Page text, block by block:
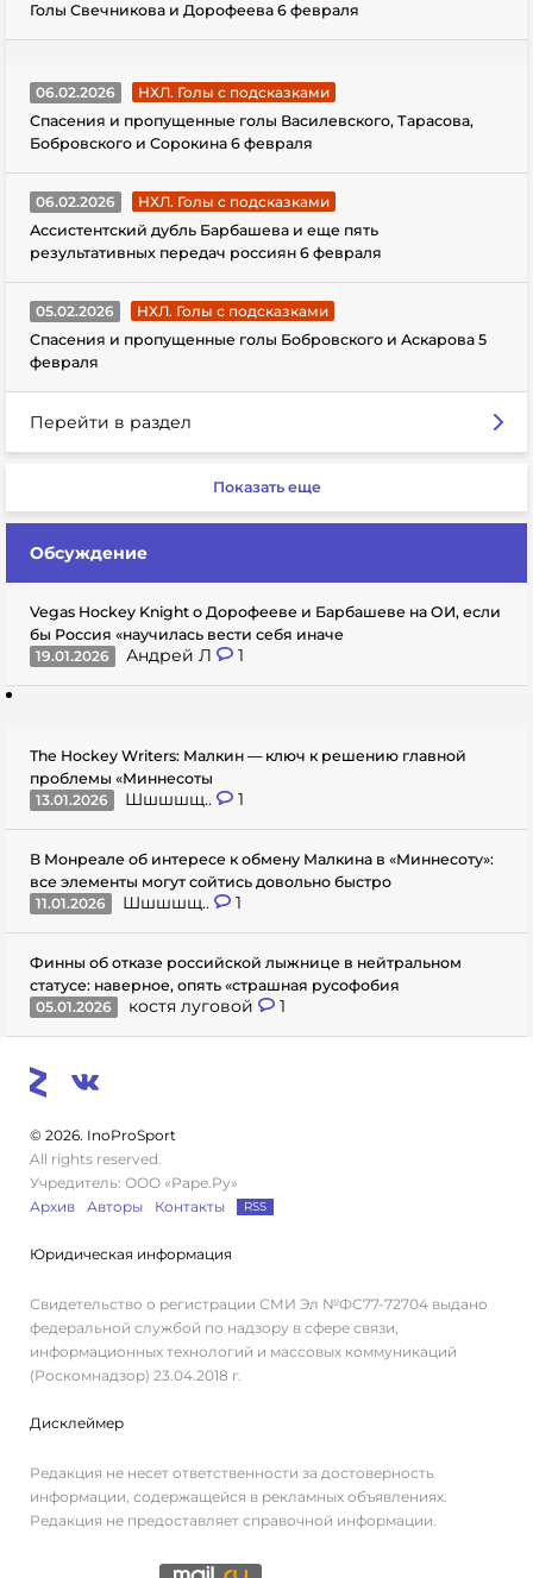
Голы Свечникова и Дорофеева 6 февраля
06.02.2026
НХЛ. Голы с подсказками
Спасения и пропущенные голы Василевского, Тарасова,
Бобровского и Сорокина 6 февраля
06.02.2026
НХЛ. Голы с подсказками
Ассистентский дубль Барбашева и еще пять
результативных передач россиян 6 февраля
05.02.2026
НХЛ. Голы с подсказками
Спасения и пропущенные голы Бобровского и Аскарова 5
февраля
Перейти в раздел
Показать еще
Обсуждение
Vegas Hockey Knight о Дорофееве и Барбашеве на ОИ, если
бы Россия «научилась вести себя иначе
19.01.2026
Андрей Л 1
The Hockey Writers: Малкин — ключ к решению главной
проблемы «Миннесоты
13.01.2026
Шшшшщ.. 1
В Монреале об интересе к обмену Малкина в «Миннесоту»:
все элементы могут сойтись довольно быстро
11.01.2026
Шшшшщ.. 1
Финны об отказе российской лыжнице в нейтральном
статусе: наверное, опять «страшная русофобия
05.01.2026
костя луговой 1
© 2026. InoProSport
All rights reserved.
Учредитель: ООО «Раре.Ру»
Архив
Авторы Контакты RSS
Юридическая информация
Свидетельство о регистрации СМИ Эл №ФС77-72704 выдано
федеральной службой по надзору в сфере связи,
информационных технологий и массовых коммуникаций
(Роскомнадзор) 23.04.2018 г.
Дисклеймер
Редакция не несет ответственности за достоверность
информации, содержащейся в рекламных объявлениях.
Редакция не предоставляет справочной информации.